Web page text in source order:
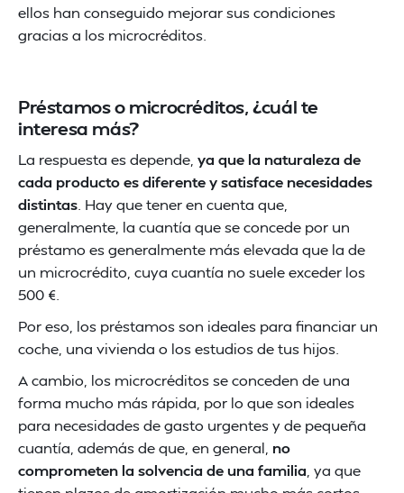
ellos han conseguido mejorar sus condiciones
gracias a los microcréditos.
Préstamos o microcréditos, ¿cuál te
interesa más?
La respuesta es depende, ya que la naturaleza de
cada producto es diferente y satisface necesidades
distintas . Hay que tener en cuenta que,
generalmente, la cuantía que se concede por un
préstamo es generalmente más elevada que la de
un microcrédito, cuya cuantía no suele exceder los
500 €.
Por eso, los préstamos son ideales para financiar un
coche, una vivienda o los estudios de tus hijos.
A cambio, los microcréditos se conceden de una
forma mucho más rápida, por lo que son ideales
para necesidades de gasto urgentes y de pequeña
cuantía, además de que, en general, no
comprometen la solvencia de una familia , ya que